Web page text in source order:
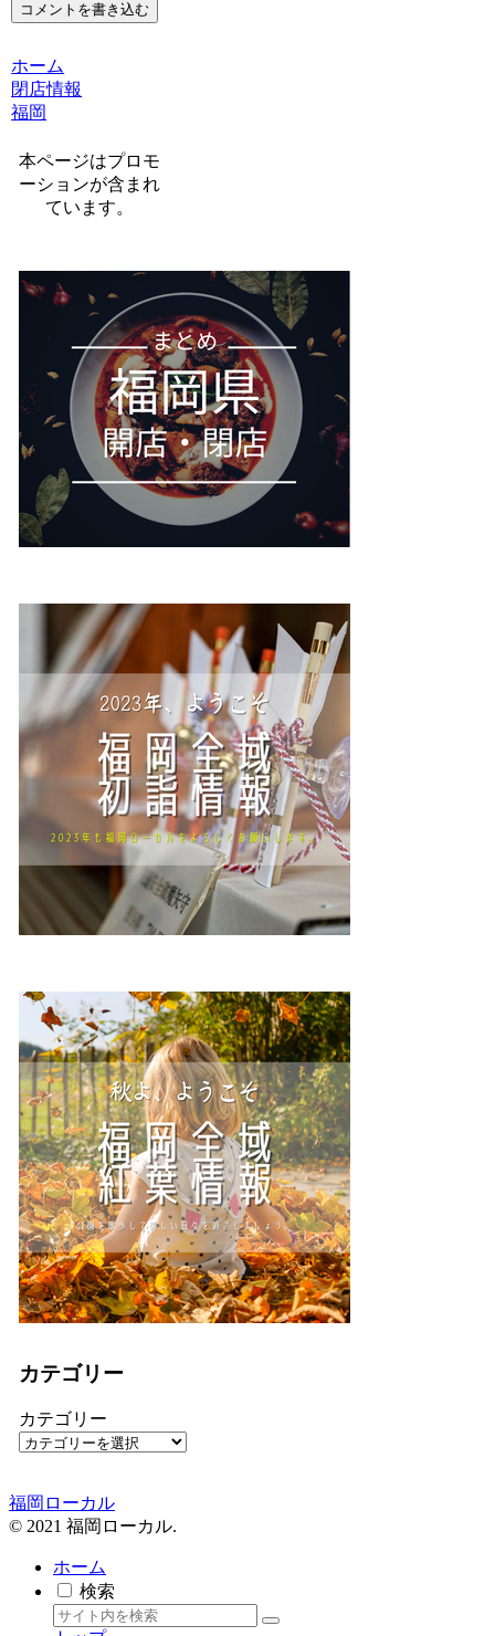
コメントを書き込む
ホーム
閉店情報
福岡
本ページはプロモ
ーションが含まれ
ています。
カテゴリー
カテゴリー
福岡ローカル
© 2021 福岡ローカル.
ホーム
検索